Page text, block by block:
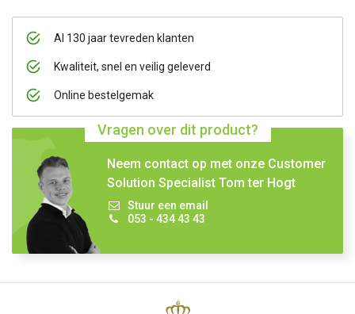
Al 130 jaar tevreden klanten
Kwaliteit, snel en veilig geleverd
Online bestelgemak
Vragen over dit product?
Neem contact op met onze Customer
Solution Specialist Tom ter Hogt
Stuur een email
053 - 434 43 43